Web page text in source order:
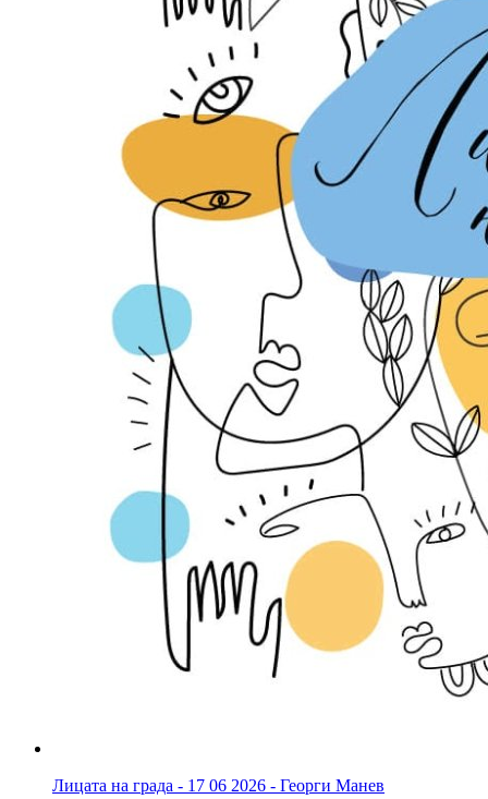
Лицата на града - 17 06 2026 - Георги Манев